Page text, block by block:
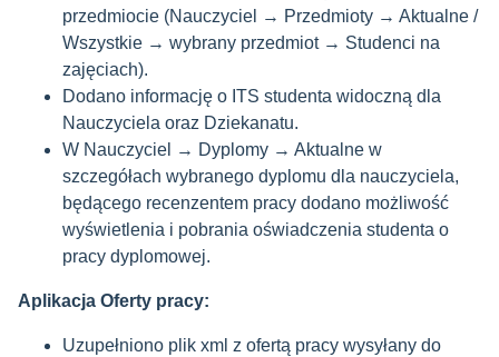
przedmiocie (Nauczyciel → Przedmioty → Aktualne /
Wszystkie → wybrany przedmiot → Studenci na
zajęciach).
Dodano informację o ITS studenta widoczną dla
Nauczyciela oraz Dziekanatu.
W Nauczyciel → Dyplomy → Aktualne w
szczegółach wybranego dyplomu dla nauczyciela,
będącego recenzentem pracy dodano możliwość
wyświetlenia i pobrania oświadczenia studenta o
pracy dyplomowej.
Aplikacja Oferty pracy:
Uzupełniono plik xml z ofertą pracy wysyłany do